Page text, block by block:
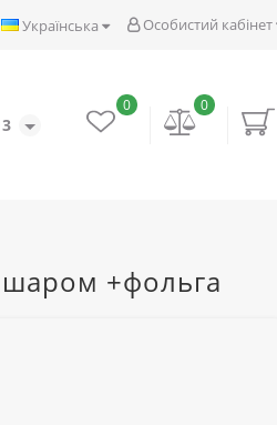
Особистий кабінет
Українська
0
0
шаром +фольга